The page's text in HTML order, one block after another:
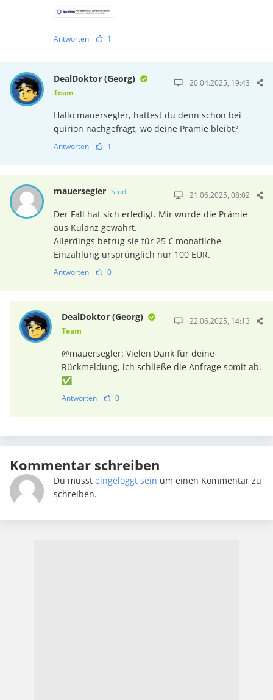
Antworten 1
DealDoktor (Georg)
Team
20.04.2025, 19:43
Hallo mauersegler, hattest du denn schon bei
quirion nachgefragt, wo deine Prämie bleibt?
Antworten 1
mauersegler Studi 21.06.2025, 08:02
Der Fall hat sich erledigt. Mir wurde die Prämie
aus Kulanz gewährt.
Allerdings betrug sie für 25 € monatliche
Einzahlung ursprünglich nur 100 EUR.
Antworten 0
DealDoktor (Georg)
Team
22.06.2025, 14:13
@mauersegler: Vielen Dank für deine
Rückmeldung, ich schließe die Anfrage somit ab.
✅
Antworten 0
Kommentar schreiben
Du musst eingeloggt sein um einen Kommentar zu
schreiben.